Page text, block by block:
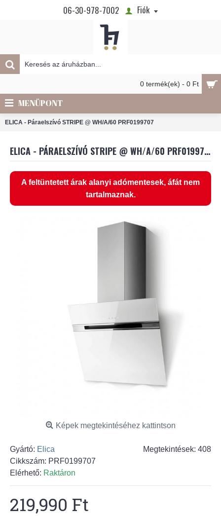
06-30-978-7002 Fiók
0 termék(ek) - 0 Ft
MENÜPONT
ELICA - Páraelszívó STRIPE @ WH/A/60 PRF0199707
ELICA - PÁRAELSZÍVÓ STRIPE @ WH/A/60 PRF0199707
A feltüntetett árak alanyi adómentesek, áfát nem
tartalmaznak.
Képek megtekintéséhez kattintson
Megtekintések: 408
Gyártó: Elica
Cikkszám: PRF0199707
Elérhető: Raktáron
219,990 Ft